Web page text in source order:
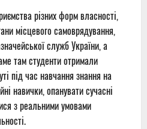
різних форм власності,
місцевого самоврядування,
служб України, а
там студенти отримали
під час навчання знання на
навички, опанувати сучасні
з реальними умовами